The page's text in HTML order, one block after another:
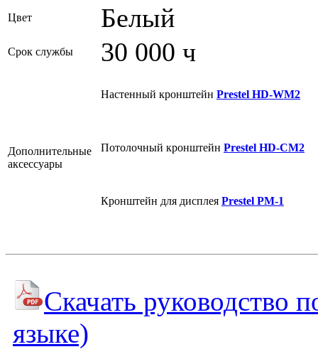
Цвет Белый
Срок службы 30 000 ч
Дополнительные
аксессуары
Настенный кронштейн Prestel HD-WM2
Потолочный кронштейн Prestel HD-CM2
Кронштейн для дисплея Prestel PM-1
Скачать руководство
языке)